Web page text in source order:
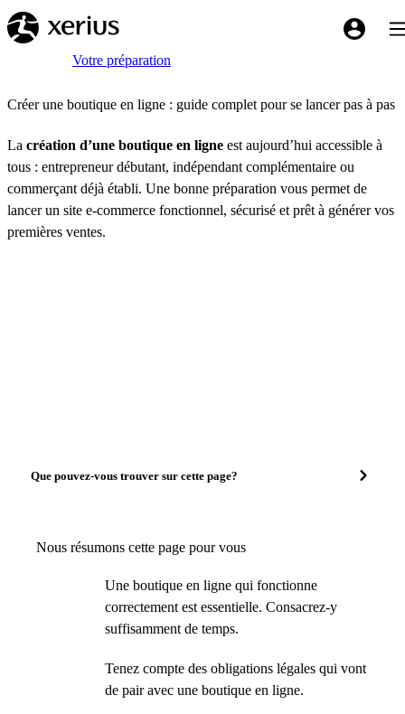
Sauter au contenu principal
My
Breadcrumb
AccueilVotre préparation
Créer une boutique en ligne : guide complet pour se lancer pas à pas
La création d’une boutique en ligne est aujourd’hui accessible à
tous : entrepreneur débutant, indépendant complémentaire ou
commerçant déjà établi. Une bonne préparation vous permet de
lancer un site e-commerce fonctionnel, sécurisé et prêt à générer vos
premières ventes.
Que pouvez-vous trouver sur cette page?
Nous résumons cette page pour vous
Une boutique en ligne qui fonctionne
correctement est essentielle. Consacrez-y
suffisamment de temps.
Tenez compte des obligations légales qui vont
de pair avec une boutique en ligne.